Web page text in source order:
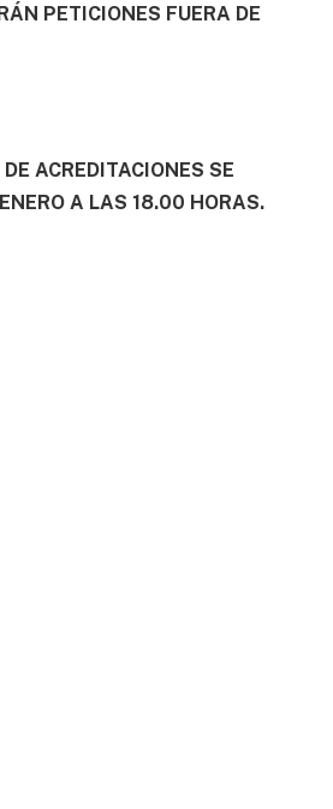
PETICIONES FUERA DE
ACREDITACIONES SE
A LAS 18.00 HORAS.